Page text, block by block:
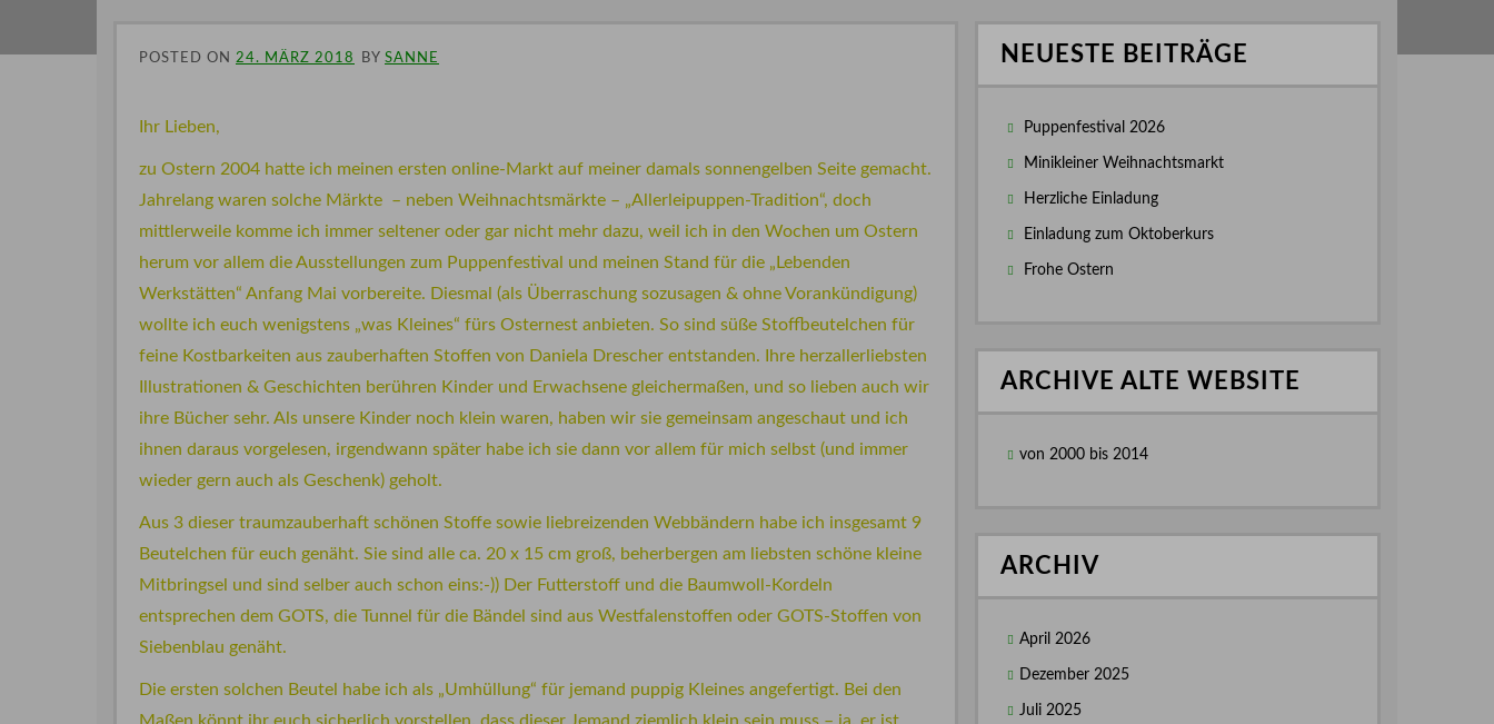
POSTED ON 24. MÄRZ 2018 BY SANNE
Ihr Lieben,
zu Ostern 2004 hatte ich meinen ersten online-Markt auf meiner damals sonnengelben Seite gemacht.
Jahrelang waren solche Märkte – neben Weihnachtsmärkte – „Allerleipuppen-Tradition“, doch
mittlerweile komme ich immer seltener oder gar nicht mehr dazu, weil ich in den Wochen um Ostern
herum vor allem die Ausstellungen zum Puppenfestival und meinen Stand für die „Lebenden
Werkstätten“ Anfang Mai vorbereite. Diesmal (als Überraschung sozusagen & ohne Vorankündigung)
wollte ich euch wenigstens „was Kleines“ fürs Osternest anbieten. So sind süße Stoffbeutelchen für
feine Kostbarkeiten aus zauberhaften Stoffen von Daniela Drescher entstanden. Ihre herzallerliebsten
Illustrationen & Geschichten berühren Kinder und Erwachsene gleichermaßen, und so lieben auch wir
ihre Bücher sehr. Als unsere Kinder noch klein waren, haben wir sie gemeinsam angeschaut und ich
ihnen daraus vorgelesen, irgendwann später habe ich sie dann vor allem für mich selbst (und immer
wieder gern auch als Geschenk) geholt.
Aus 3 dieser traumzauberhaft schönen Stoffe sowie liebreizenden Webbändern habe ich insgesamt 9
Beutelchen für euch genäht. Sie sind alle ca. 20 x 15 cm groß, beherbergen am liebsten schöne kleine
Mitbringsel und sind selber auch schon eins:-)) Der Futterstoff und die Baumwoll-Kordeln
entsprechen dem GOTS, die Tunnel für die Bändel sind aus Westfalenstoffen oder GOTS-Stoffen von
Siebenblau genäht.
Die ersten solchen Beutel habe ich als „Umhüllung“ für jemand puppig Kleines angefertigt. Bei den
NEUESTE BEITRÄGE
Puppenfestival 2026
Minikleiner Weihnachtsmarkt
Herzliche Einladung
Einladung zum Oktoberkurs
Frohe Ostern
ARCHIVE ALTE WEBSITE
von 2000 bis 2014
ARCHIV
April 2026
Dezember 2025
Juli 2025